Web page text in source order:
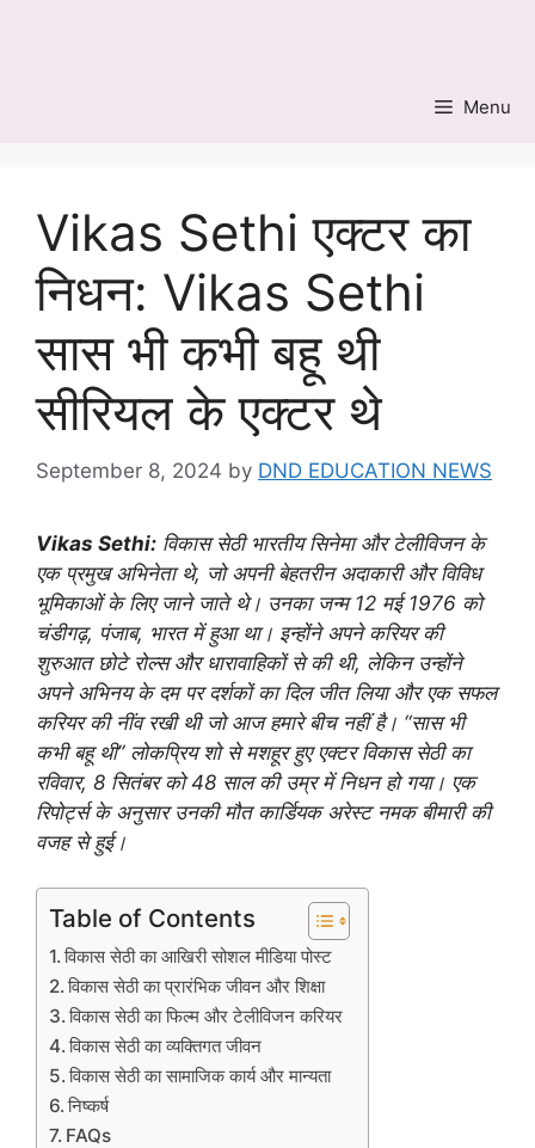
Menu
Vikas Sethi एक्टर का
निधन: Vikas Sethi
सास भी कभी बहू थी
सीरियल के एक्टर थे
September 8, 2024 by DND EDUCATION NEWS
Vikas Sethi: विकास सेठी भारतीय सिनेमा और टेलीविजन के
एक प्रमुख अभिनेता थे, जो अपनी बेहतरीन अदाकारी और विविध
भूमिकाओं के लिए जाने जाते थे। उनका जन्म 12 मई 1976 को
चंडीगढ़, पंजाब, भारत में हुआ था। इन्होंने अपने करियर की
शुरुआत छोटे रोल्स और धारावाहिकों से की थी, लेकिन उन्होंने
अपने अभिनय के दम पर दर्शकों का दिल जीत लिया और एक सफल
करियर की नींव रखी थी जो आज हमारे बीच नहीं है। “सास भी
कभी बहू थी” लोकप्रिय शो से मशहूर हुए एक्टर विकास सेठी का
रविवार, 8 सितंबर को 48 साल की उम्र में निधन हो गया। एक
रिपोर्ट्स के अनुसार उनकी मौत कार्डियक अरेस्ट नमक बीमारी की
वजह से हुई।
Table of Contents
विकास सेठी का आखिरी सोशल मीडिया पोस्ट
विकास सेठी का प्रारंभिक जीवन और शिक्षा
विकास सेठी का फिल्म और टेलीविजन करियर
विकास सेठी का व्यक्तिगत जीवन
विकास सेठी का सामाजिक कार्य और मान्यता
निष्कर्ष
FAQs